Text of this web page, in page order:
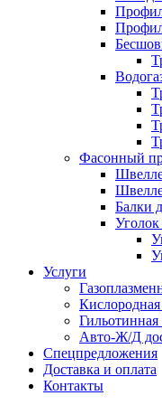
Фасонный
Балки
Уголок
Услуги
Кислородная
Гильотинная
Авто-Ж/Д
Спецпредложения
Доставка и оплата
Контакты